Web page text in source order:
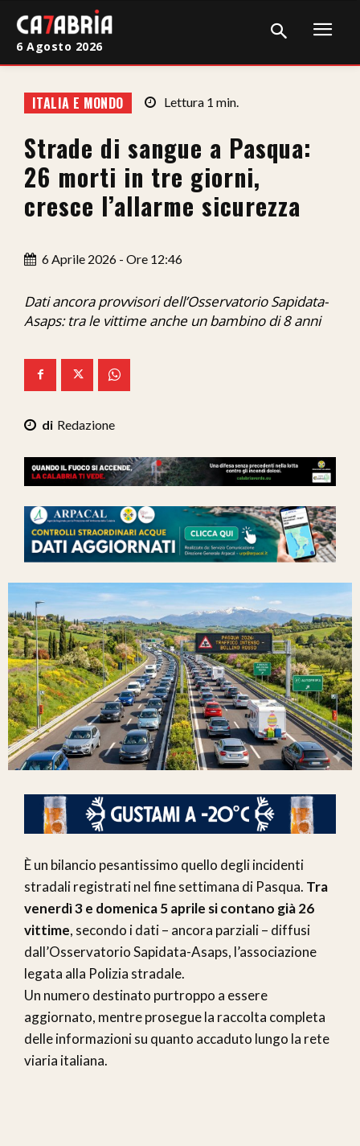
Cronaca
Giudiziaria
Politica
Attualità
Sanità
Ita-Mondo
Mix Zone
6 Agosto 2026
ITALIA E MONDO Lettura 1 min.
Strade di sangue a Pasqua:
26 morti in tre giorni,
cresce l’allarme sicurezza
6 Aprile 2026 - Ore 12:46
Dati ancora provvisori dell’Osservatorio Sapidata-
Asaps: tra le vittime anche un bambino di 8 anni
Redazione
È un bilancio pesantissimo quello degli incidenti
stradali registrati nel fine settimana di Pasqua. Tra
venerdì 3 e domenica 5 aprile si contano già 26
vittime, secondo i dati – ancora parziali – diffusi
dall’Osservatorio Sapidata-Asaps, l’associazione
legata alla Polizia stradale.
Un numero destinato purtroppo a essere
aggiornato, mentre prosegue la raccolta completa
delle informazioni su quanto accaduto lungo la rete
viaria italiana.